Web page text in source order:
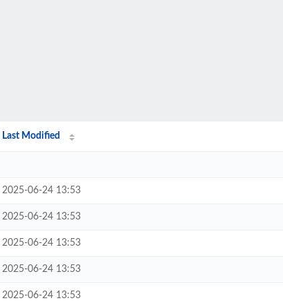
Last Modified
2025-06-24 13:53
2025-06-24 13:53
2025-06-24 13:53
2025-06-24 13:53
2025-06-24 13:53